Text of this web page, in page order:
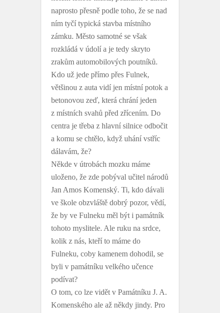
naprosto přesně podle toho, že se nad
ním tyčí typická stavba místního
zámku. Město samotné se však
rozkládá v údolí a je tedy skryto
zrakům automobilových poutníků.
Kdo už jede přímo přes Fulnek,
většinou z auta vidí jen místní potok a
betonovou zeď, která chrání jeden
z místních svahů před zřícením. Do
centra je třeba z hlavní silnice odbočit
a komu se chtělo, když uhání vstříc
dálavám, že?
Někde v útrobách mozku máme
uloženo, že zde pobýval učitel národů
Jan Amos Komenský. Ti, kdo dávali
ve škole obzvláště dobrý pozor, vědí,
že by ve Fulneku měl být i památník
tohoto myslitele. Ale ruku na srdce,
kolik z nás, kteří to máme do
Fulneku, coby kamenem dohodil, se
byli v památníku velkého učence
podívat?
O tom, co lze vidět v Památníku J. A.
Komenského ale až někdy jindy. Pro